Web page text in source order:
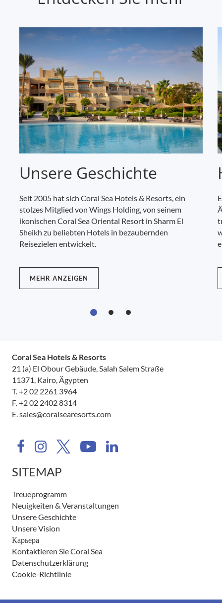
Unsere Geschichte
Seit 2005 hat sich Coral Sea Hotels & Resorts, ein
stolzes Mitglied von Wings Holding, von seinem
ikonischen Coral Sea Oriental Resort in Sharm El
Sheikh zu beliebten Hotels in bezaubernden
Reisezielen entwickelt.
MEHR ANZEIGEN
Coral Sea Hotels & Resorts
21 (a) El Obour Gebäude, Salah Salem Straße
11371, Kairo, Ägypten
T.+2 02 2261 3964
F. +2 02 2402 8314
E.sales@coralsearesorts.com
SITEMAP
Treueprogramm
Neuigkeiten & Veranstaltungen
Unsere Geschichte
Unsere Vision
Карьера
Kontaktieren Sie Coral Sea
Datenschutzerklärung
Cookie-Richtlinie